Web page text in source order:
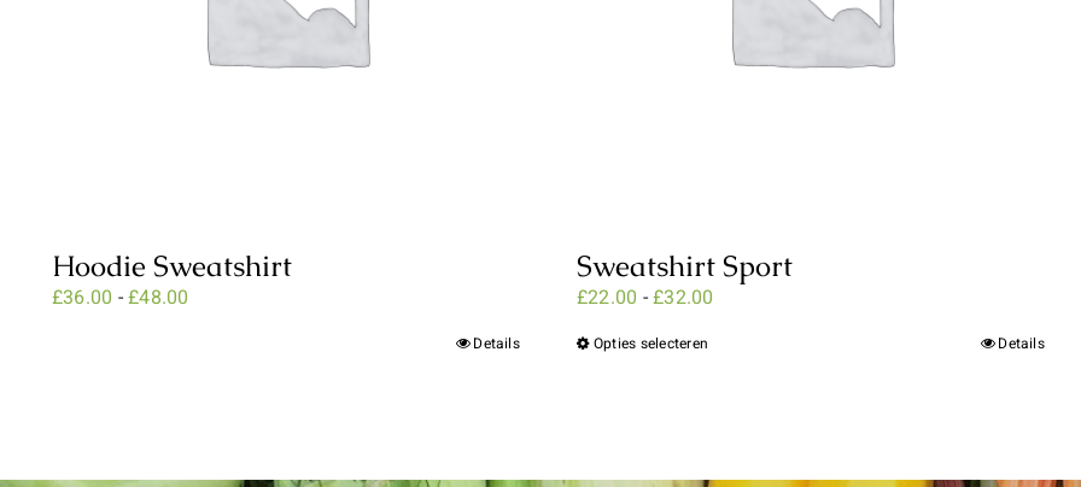
Hoodie Sweatshirt
£36.00 -£48.00
Details
Sweatshirt Sport
£22.00 -£32.00
Opties selecteren
variaties.
Details